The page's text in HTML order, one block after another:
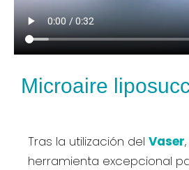
Microaire
Tras la utilización del Vaser
herramienta excepcional